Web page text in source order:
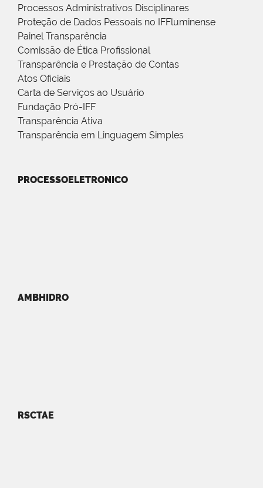
Processos Administrativos Disciplinares
Proteção de Dados Pessoais no IFFluminense
Painel Transparência
Comissão de Ética Profissional
Transparência e Prestação de Contas
Atos Oficiais
Carta de Serviços ao Usuário
Fundação Pró-IFF
Transparência Ativa
Transparência em Linguagem Simples
PROCESSOELETRONICO
AMBHIDRO
RSCTAE